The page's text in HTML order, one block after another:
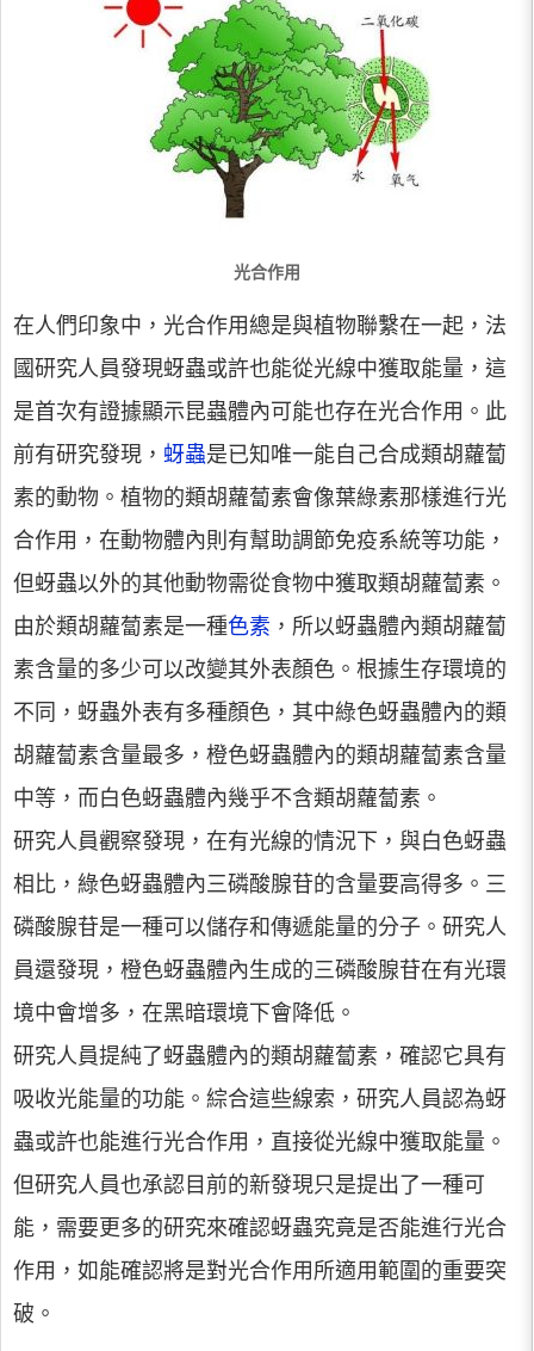
光合作用
在人們印象中，光合作用總是與植物聯繫在一起，法
國研究人員發現蚜蟲或許也能從光線中獲取能量，這
是首次有證據顯示昆蟲體內可能也存在光合作用。此
前有研究發現， 蚜蟲是已知唯一能自己合成類胡蘿蔔
素的動物。植物的類胡蘿蔔素會像葉綠素那樣進行光
合作用，在動物體內則有幫助調節免疫系統等功能，
但蚜蟲以外的其他動物需從食物中獲取類胡蘿蔔素。
由於類胡蘿蔔素是一種色素 ，所以蚜蟲體內類胡蘿蔔
素含量的多少可以改變其外表顏色。根據生存環境的
不同，蚜蟲外表有多種顏色，其中綠色蚜蟲體內的類
胡蘿蔔素含量最多，橙色蚜蟲體內的類胡蘿蔔素含量
中等，而白色蚜蟲體內幾乎不含類胡蘿蔔素。
研究人員觀察發現，在有光線的情況下，與白色蚜蟲
相比，綠色蚜蟲體內三磷酸腺苷的含量要高得多。三
磷酸腺苷是一種可以儲存和傳遞能量的分子。研究人
員還發現，橙色蚜蟲體內生成的三磷酸腺苷在有光環
境中會增多，在黑暗環境下會降低。
研究人員提純了蚜蟲體內的類胡蘿蔔素，確認它具有
吸收光能量的功能。綜合這些線索，研究人員認為蚜
蟲或許也能進行光合作用，直接從光線中獲取能量。
但研究人員也承認目前的新發現只是提出了一種可
能，需要更多的研究來確認蚜蟲究竟是否能進行光合
作用，如能確認將是對光合作用所適用範圍的重要突
破。